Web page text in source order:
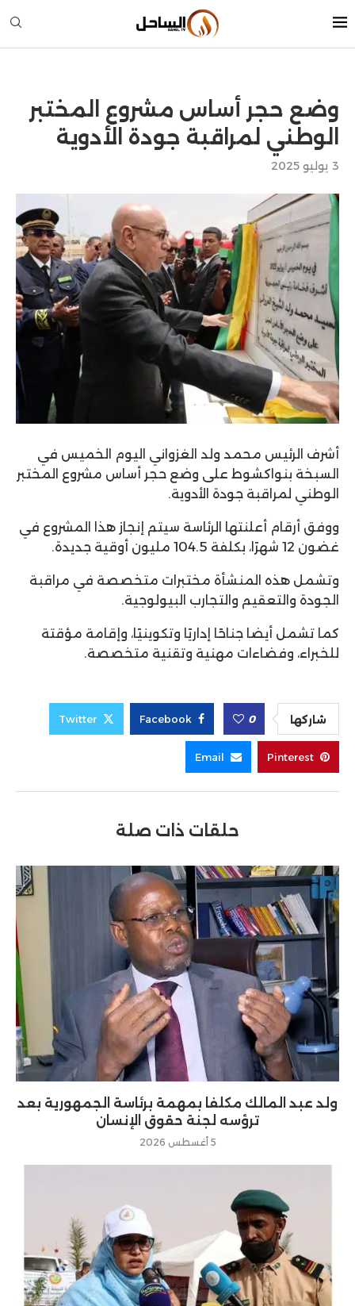
وضع حجر أساس مشروع المختبر
الوطني لمراقبة جودة الأدوية
3 يوليو 2025
أشرف الرئيس محمد ولد الغزواني اليوم الخميس في
السبخة بنواكشوط على وضع حجر أساس مشروع المختبر
الوطني لمراقبة جودة الأدوية.
ووفق أرقام أعلنتها الرئاسة سيتم إنجاز هذا المشروع في
غضون 12 شهرًا، بكلفة 104.5 مليون أوقية جديدة.
وتشمل هذه المنشأة مختبرات متخصصة في مراقبة
الجودة والتعقيم والتجارب البيولوجية.
كما تشمل أيضا جناحًا إداريًا وتكوينيًا، وإقامة مؤقتة
للخبراء، وفضاءات مهنية وتقنية متخصصة.
شاركها 0
Facebook
Twitter
Pinterest
Email
حلقات ذات صلة
ولد عبد المالك مكلفا بمهمة برئاسة الجمهورية بعد
ترؤسه لجنة حقوق الإنسان
5 أغسطس 2026